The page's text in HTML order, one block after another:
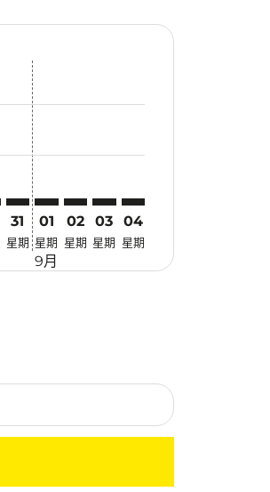
找优惠
寻找优惠寻找优惠
disclaimer. 寻找优惠
disclaimer. 寻找优惠
offers-disclaimer. 寻找优惠
view-offers-disclaimer. 寻找优惠
cmp-view-offers-disclaimer. 寻找优惠
cmp-view-offers-disclaimer. 寻找
MYY–ICN: cmp-view-offers-disclaimer.
31
星期
01
星期
9月
02
星期
03
星期
04
星期